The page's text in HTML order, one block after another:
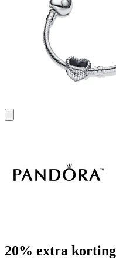
20% extra korting